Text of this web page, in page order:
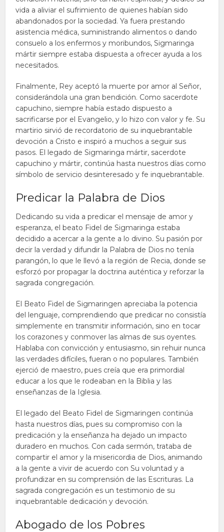
vida a aliviar el sufrimiento de quienes habían sido
abandonados por la sociedad. Ya fuera prestando
asistencia médica, suministrando alimentos o dando
consuelo a los enfermos y moribundos, Sigmaringa
mártir siempre estaba dispuesta a ofrecer ayuda a los
necesitados.
Finalmente, Rey aceptó la muerte por amor al Señor,
considerándola una gran bendición. Como sacerdote
capuchino, siempre había estado dispuesto a
sacrificarse por el Evangelio, y lo hizo con valor y fe. Su
martirio sirvió de recordatorio de su inquebrantable
devoción a Cristo e inspiró a muchos a seguir sus
pasos. El legado de Sigmaringa mártir, sacerdote
capuchino y mártir, continúa hasta nuestros días como
símbolo de servicio desinteresado y fe inquebrantable.
Predicar la Palabra de Dios
Dedicando su vida a predicar el mensaje de amor y
esperanza, el beato Fidel de Sigmaringa estaba
decidido a acercar a la gente a lo divino. Su pasión por
decir la verdad y difundir la Palabra de Dios no tenía
parangón, lo que le llevó a la región de Recia, donde se
esforzó por propagar la doctrina auténtica y reforzar la
sagrada congregación.
El Beato Fidel de Sigmaringen apreciaba la potencia
del lenguaje, comprendiendo que predicar no consistía
simplemente en transmitir información, sino en tocar
los corazones y conmover las almas de sus oyentes.
Hablaba con convicción y entusiasmo, sin rehuir nunca
las verdades difíciles, fueran o no populares. También
ejerció de maestro, pues creía que era primordial
educar a los que le rodeaban en la Biblia y las
enseñanzas de la Iglesia.
El legado del Beato Fidel de Sigmaringen continúa
hasta nuestros días, pues su compromiso con la
predicación y la enseñanza ha dejado un impacto
duradero en muchos. Con cada sermón, trataba de
compartir el amor y la misericordia de Dios, animando
a la gente a vivir de acuerdo con Su voluntad y a
profundizar en su comprensión de las Escrituras. La
sagrada congregación es un testimonio de su
inquebrantable dedicación y devoción.
Abogado de los Pobres